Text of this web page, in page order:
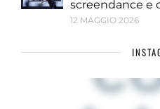
screendance e
12 MAGGIO 2026